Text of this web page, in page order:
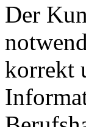
Der
korrekt